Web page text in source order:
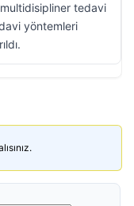
multidisipliner tedavi
yöntemleri